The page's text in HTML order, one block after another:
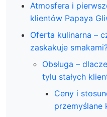
Atmosfera i
klientów Papaya
Oferta kulinarna –
zaskakuje
Obsługa –
tylu stałych
Ceny i
przemyślane